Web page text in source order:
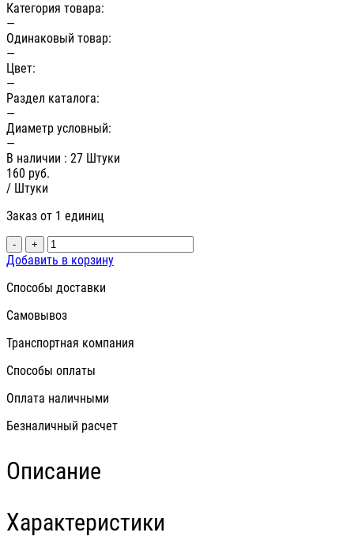
Категория товара:
—
Одинаковый товар:
—
Цвет:
—
Раздел каталога:
—
Диаметр условный:
—
В наличии : 27 Штуки
160 руб.
/ Штуки
Заказ от 1 единиц
- +
Добавить в корзину
Способы доставки
Самовывоз
Транспортная компания
Способы оплаты
Оплата наличными
Безналичный расчет
Описание
Характеристики